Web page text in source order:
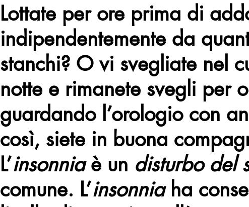
Lottate per ore prima di
indipendentemente da
stanchi? O vi svegliate nel
notte e rimanete svegli per
guardando l’orologio con
così, siete in buona
L’insonnia è un disturbo del
comune. L’insonnia ha